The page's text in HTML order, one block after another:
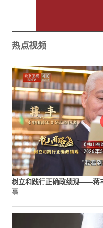
热点视频
树立和践行正确政绩观——蒋
事